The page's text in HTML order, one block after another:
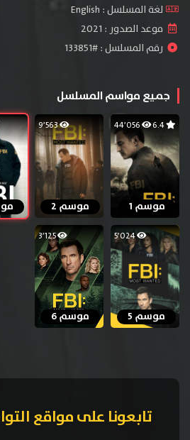
لغة المسلسل : English
موعد الصدور : 2021
رقم المسلسل : #133851
جميع مواسم المسلسل
موسم 1
9٬563
موسم 2
5٬024
موسم 5
3٬125
موسم 6
تابعونا على مواقع